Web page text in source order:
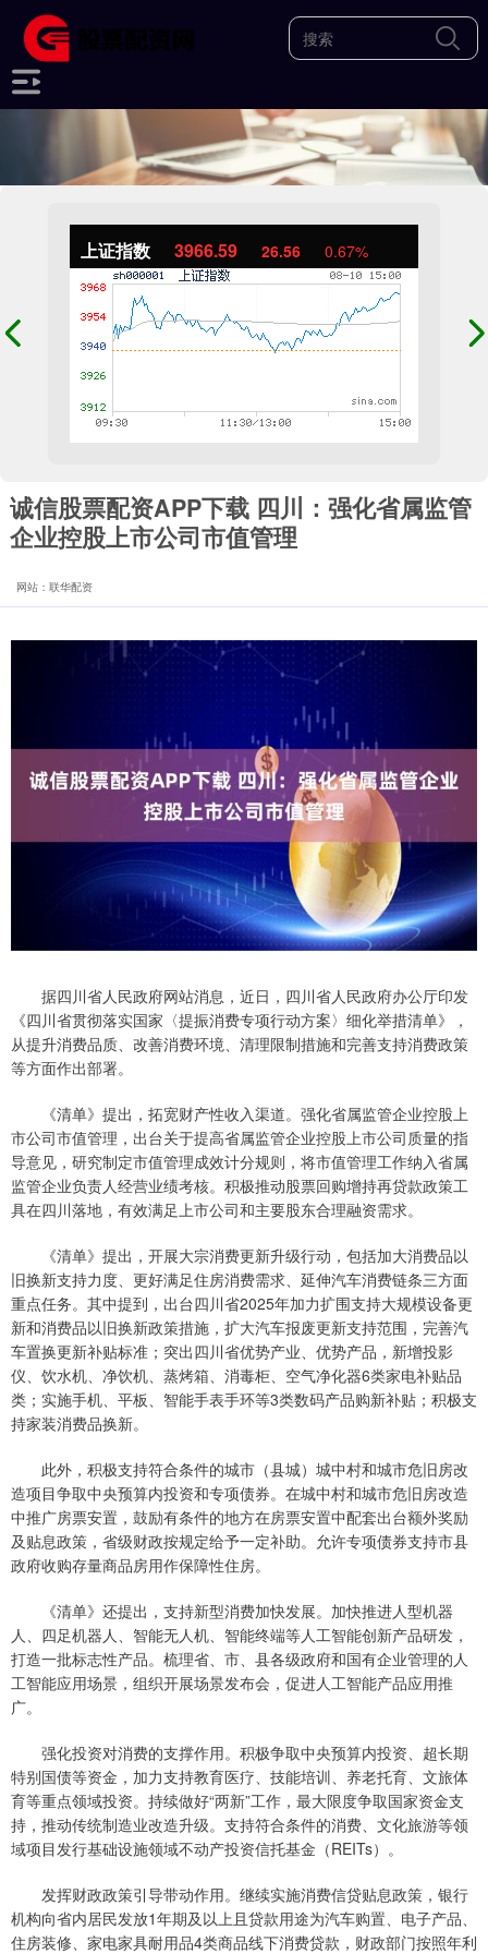
上证指数 3966.59 26.56 0.67%
诚信股票配资APP下载 四川：强化省属监管
企业控股上市公司市值管理
网站：联华配资
据四川省人民政府网站消息，近日，四川省人民政府办公厅印发
《四川省贯彻落实国家〈提振消费专项行动方案〉细化举措清单》，
从提升消费品质、改善消费环境、清理限制措施和完善支持消费政策
等方面作出部署。
《清单》提出，拓宽财产性收入渠道。强化省属监管企业控股上
市公司市值管理，出台关于提高省属监管企业控股上市公司质量的指
导意见，研究制定市值管理成效计分规则，将市值管理工作纳入省属
监管企业负责人经营业绩考核。积极推动股票回购增持再贷款政策工
具在四川落地，有效满足上市公司和主要股东合理融资需求。
《清单》提出，开展大宗消费更新升级行动，包括加大消费品以
旧换新支持力度、更好满足住房消费需求、延伸汽车消费链条三方面
重点任务。其中提到，出台四川省2025年加力扩围支持大规模设备更
新和消费品以旧换新政策措施，扩大汽车报废更新支持范围，完善汽
车置换更新补贴标准；突出四川省优势产业、优势产品，新增投影
仪、饮水机、净饮机、蒸烤箱、消毒柜、空气净化器6类家电补贴品
类；实施手机、平板、智能手表手环等3类数码产品购新补贴；积极支
持家装消费品换新。
此外，积极支持符合条件的城市（县城）城中村和城市危旧房改
造项目争取中央预算内投资和专项债券。在城中村和城市危旧房改造
中推广房票安置，鼓励有条件的地方在房票安置中配套出台额外奖励
及贴息政策，省级财政按规定给予一定补助。允许专项债券支持市县
政府收购存量商品房用作保障性住房。
《清单》还提出，支持新型消费加快发展。加快推进人型机器
人、四足机器人、智能无人机、智能终端等人工智能创新产品研发，
打造一批标志性产品。梳理省、市、县各级政府和国有企业管理的人
工智能应用场景，组织开展场景发布会，促进人工智能产品应用推
广。
强化投资对消费的支撑作用。积极争取中央预算内投资、超长期
特别国债等资金，加力支持教育医疗、技能培训、养老托育、文旅体
育等重点领域投资。持续做好“两新”工作，最大限度争取国家资金支
持，推动传统制造业改造升级。支持符合条件的消费、文化旅游等领
域项目发行基础设施领域不动产投资信托基金（REITs）。
发挥财政政策引导带动作用。继续实施消费信贷贴息政策，银行
机构向省内居民发放1年期及以上且贷款用途为汽车购置、电子产品、
住房装修、家电家具耐用品4类商品线下消费贷款，财政部门按照年利